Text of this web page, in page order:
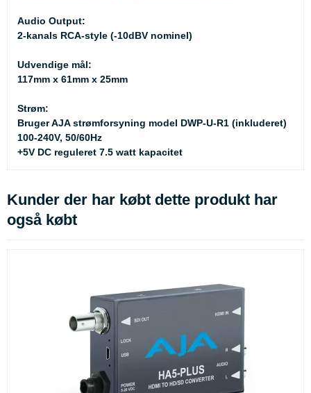
Audio Output:
2-kanals RCA-style (-10dBV nominel)
Udvendige mål:
117mm x 61mm x 25mm
Strøm:
Bruger AJA strømforsyning model DWP-U-R1 (inkluderet)
100-240V, 50/60Hz
+5V DC reguleret 7.5 watt kapacitet
Kunder der har købt dette produkt har
også købt